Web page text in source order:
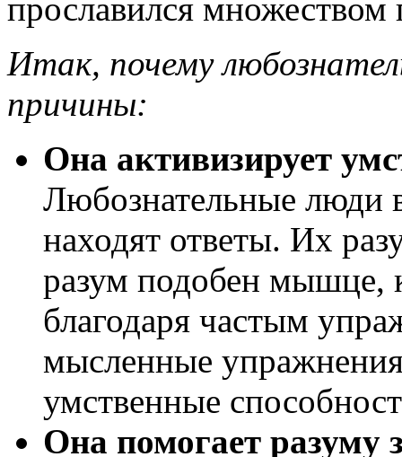
прославился
Итак, почему
причины:
Она активизирует
Любознательные люди
находят ответы. Их
разум подобен мышце,
благодаря частым
мысленные
умственные
Она помогает разуму